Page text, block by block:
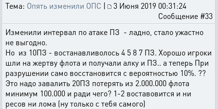
Тема: Опять изменили ОПС |
3 Июня 2019 00:31:24
Сообщение #33
Изменили интервал по атаке ПЗ - ладно, стало ужастно
не выгодно.
Но из 10ПЗ - востанавливолось 4 5 8 7 ПЗ. Хорошо игроки
шли на жертву флота и получали алку и ПЗ.. а теперь При
разрушении само восстановится с вероятностью 10%. ??
Это надо завалить 20ПЗ потерять из 2.000.000 флота
минимум 100.000 и ради чего? 1-2 воставовится и ни
ресов ни лома (ну только с тебя самого)